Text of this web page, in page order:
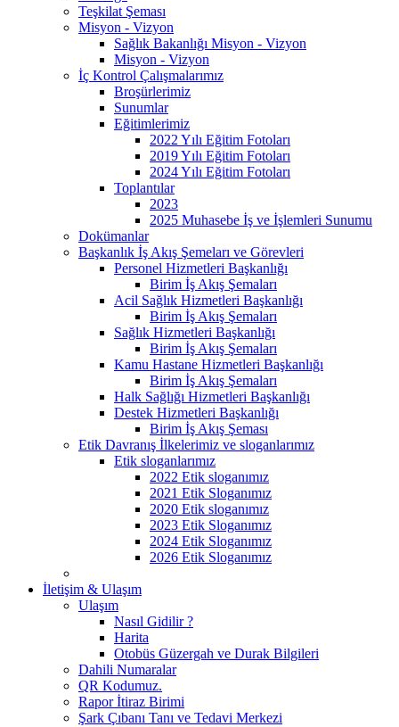
Teşkilat Şeması
Misyon - Vizyon
Sağlık Bakanlığı Misyon - Vizyon
Misyon - Vizyon
İç Kontrol Çalışmalarımız
Broşürlerimiz
Sunumlar
Eğitimlerimiz
2022 Yılı Eğitim Fotoları
2019 Yılı Eğitim Fotoları
2024 Yılı Eğitim Fotoları
Toplantılar
2023
2025 Muhasebe İş ve İşlemleri Sunumu
Dokümanlar
Başkanlık İş Akış Şemeları ve Görevleri
Personel Hizmetleri Başkanlığı
Birim İş Akış Şemaları
Acil Sağlık Hizmetleri Başkanlığı
Birim İş Akış Şemaları
Sağlık Hizmetleri Başkanlığı
Birim İş Akış Şemaları
Kamu Hastane Hizmetleri Başkanlığı
Birim İş Akış Şemaları
Halk Sağlığı Hizmetleri Başkanlığı
Destek Hizmetleri Başkanlığı
Birim İş Akış Şeması
Etik Davranış İlkelerimiz ve sloganlarımız
Etik sloganlarımız
2022 Etik sloganımız
2021 Etik Sloganımız
2020 Etik sloganımız
2023 Etik Sloganımız
2024 Etik Sloganımız
2026 Etik Sloganımız
İletişim & Ulaşım
Ulaşım
Nasıl Gidilir ?
Harita
Otobüs Güzergah ve Durak Bilgileri
Dahili Numaralar
QR Kodumuz.
Rapor İtiraz Birimi
Şark Çıbanı Tanı ve Tedavi Merkezi